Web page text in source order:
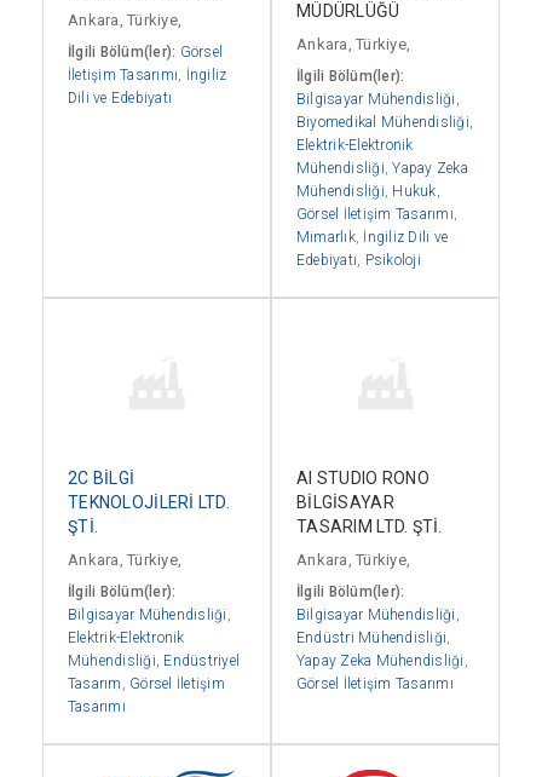
Ankara, Türkiye,
İlgili Bölüm(ler): Görsel
İletişim Tasarımı, İngiliz
Dili ve Edebiyatı
MÜDÜRLÜĞÜ
Ankara, Türkiye,
İlgili Bölüm(ler):
Bilgisayar Mühendisliği ,
Biyomedikal Mühendisliği,
Elektrik-Elektronik
Mühendisliği,Yapay Zeka
Mühendisliği, Hukuk,
Görsel İletişim Tasarımı,
Mimarlık, İngiliz Dili ve
Edebiyatı, Psikoloji
2C BİLGİ
TEKNOLOJİLERİ LTD.
ŞTİ.
Ankara, Türkiye,
İlgili Bölüm(ler):
Bilgisayar Mühendisliği ,
Elektrik-Elektronik
Mühendisliği, Endüstriyel
Tasarım , Görsel İletişim
Tasarımı
AI STUDIO RONO
BİLGİSAYAR
TASARIM LTD. ŞTİ.
Ankara, Türkiye,
İlgili Bölüm(ler):
Bilgisayar Mühendisliği ,
Endüstri Mühendisliği,
Yapay Zeka Mühendisliği ,
Görsel İletişim Tasarımı